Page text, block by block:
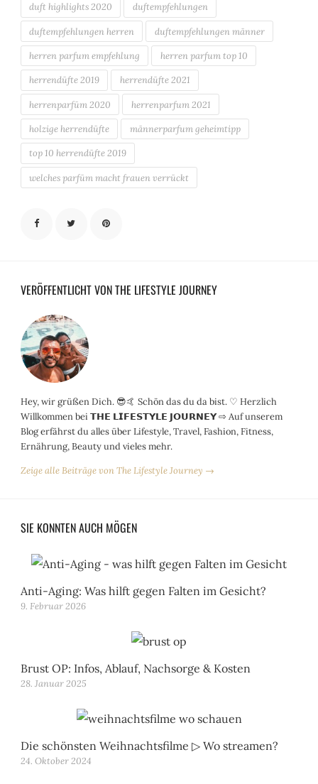
duft highlights 2020 duftempfehlungen
duftempfehlungen herren duftempfehlungen männer
herren parfum empfehlung herren parfum top 10
herrendüfte 2019 herrendüfte 2021
herrenparfüm 2020 herrenparfum 2021
holzige herrendüfte männerparfum geheimtipp
top 10 herrendüfte 2019
welches parfüm macht frauen verrückt
VERÖFFENTLICHT VON THE LIFESTYLE JOURNEY
Hey, wir grüßen Dich. 😎🤙 Schön das du da bist. ♡ Herzlich
Willkommen bei 𝗧𝗛𝗘 𝗟𝗜𝗙𝗘𝗦𝗧𝗬𝗟𝗘 𝗝𝗢𝗨𝗥𝗡𝗘𝗬 ⇨ Auf unserem
Blog erfährst du alles über Lifestyle, Travel, Fashion, Fitness,
Ernährung, Beauty und vieles mehr.
Zeige alle Beiträge von The Lifestyle Journey →
SIE KONNTEN AUCH MÖGEN
Anti-Aging: Was hilft gegen Falten im Gesicht?
9. Februar 2026
Brust OP: Infos, Ablauf, Nachsorge & Kosten
28. Januar 2025
Die schönsten Weihnachtsfilme ▷ Wo streamen?
24. Oktober 2024